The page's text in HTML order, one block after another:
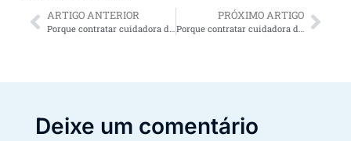
ARTIGO ANTERIOR
Porque contratar cuidadora de pacientes em hospital oferece alívio para os familiares do idoso
PRÓXIMO ARTIGO
Porque contratar cuidadora de velhinho oferece alívio para os familiares do idoso
Deixe um comentário